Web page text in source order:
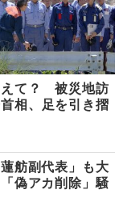
えて？ 被災地訪
相、足を引き摺
舫副代表」も大
偽アカ削除」騒